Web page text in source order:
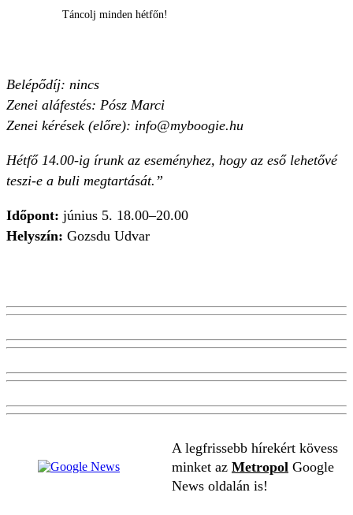
Táncolj minden hétfőn!
Belépődíj: nincs
Zenei aláfestés: Pósz Marci
Zenei kérések (előre): info@myboogie.hu
Hétfő 14.00-ig írunk az eseményhez, hogy az eső lehetővé
teszi-e a buli megtartását.”
Időpont: június 5. 18.00–20.00
Helyszín: Gozsdu Udvar
A legfrissebb hírekért kövess
minket az Metropol Google
News oldalán is!